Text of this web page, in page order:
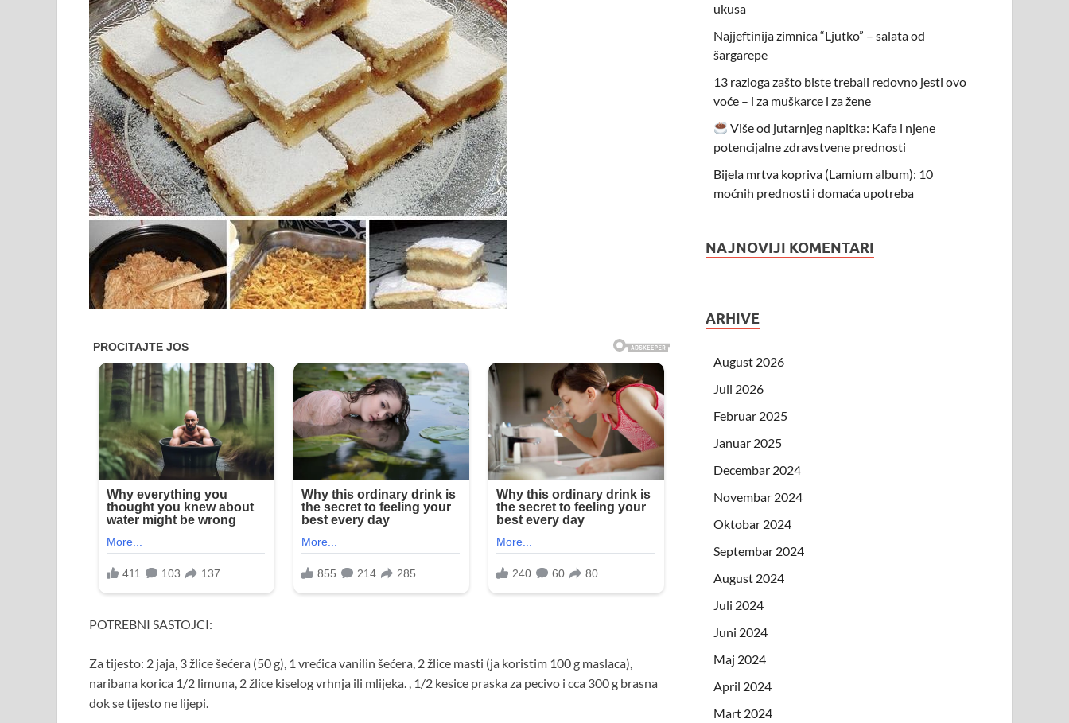
POTREBNI SASTOJCI:
Za tijesto: 2 jaja, 3 žlice šećera (50 g), 1 vrećica vanilin šećera, 2 žlice masti (ja koristim 100 g maslaca),
naribana korica 1/2 limuna, 2 žlice kiselog vrhnja ili mlijeka. , 1/2 kesice praska za pecivo i cca 300 g brasna
dok se tijesto ne lijepi.
ukusa
Najjeftinija zimnica “Ljutko” – salata od
šargarepe
13 razloga zašto biste trebali redovno jesti ovo
voće – i za muškarce i za žene
Više od jutarnjeg napitka: Kafa i njene
potencijalne zdravstvene prednosti
Bijela mrtva kopriva (Lamium album): 10
moćnih prednosti i domaća upotreba
NAJNOVIJI KOMENTARI
ARHIVE
August 2026
Juli 2026
Februar 2025
Januar 2025
Decembar 2024
Novembar 2024
Oktobar 2024
Septembar 2024
August 2024
Juli 2024
Juni 2024
Maj 2024
April 2024
Mart 2024